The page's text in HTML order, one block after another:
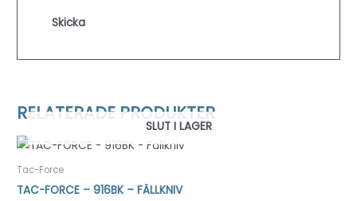
RELATERADE PRODUKTER
SLUT I LAGER
Tac-Force
TAC-FORCE – 916BK – FÄLLKNIV